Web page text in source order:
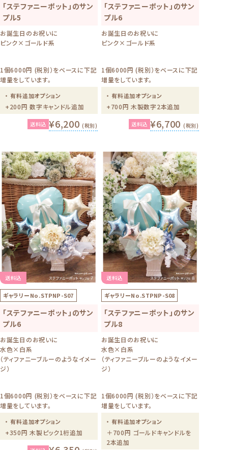
「ステファニーポット」のサン
プル5
お誕生日のお祝いに
ピンク×ゴールド系
1個6000円 (税別）をベースに下記
増量をしています。
・ 有料追加オプション
+200円 数字キャンドル追加
送料込 ¥6,200(税別)
「ステファニーポット」のサン
プル6
お誕生日のお祝いに
ピンク×ゴールド系
1個6000円 (税別）をベースに下記
増量をしています。
・ 有料追加オプション
+700円 木製数字2本追加
送料込 ¥6,700 (税別)
送料込
ギャラリーNo.STPNP-S07
「ステファニーポット」のサン
プル6
お誕生日のお祝いに
水色×白系
（ティファニーブルーのようなイメー
ジ）
1個6000円 (税別）をベースに下記
増量をしています。
・ 有料追加オプション
+350円 木製ピック1桁追加
送料込
ギャラリーNo.STPNP-S08
「ステファニーポット」のサン
プル8
お誕生日のお祝いに
水色×白系
（ティファニーブルーのようなイメー
ジ）
1個6000円 (税別）をベースに下記
増量をしています。
・ 有料追加オプション
＋700円 ゴールドキャンドルを
2本追加